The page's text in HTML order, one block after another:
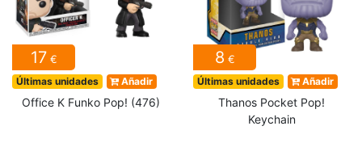
17 €
Últimas unidades Añadir
Office K Funko Pop! (476)
8 €
Últimas unidades Añadir
Thanos Pocket Pop!
Keychain